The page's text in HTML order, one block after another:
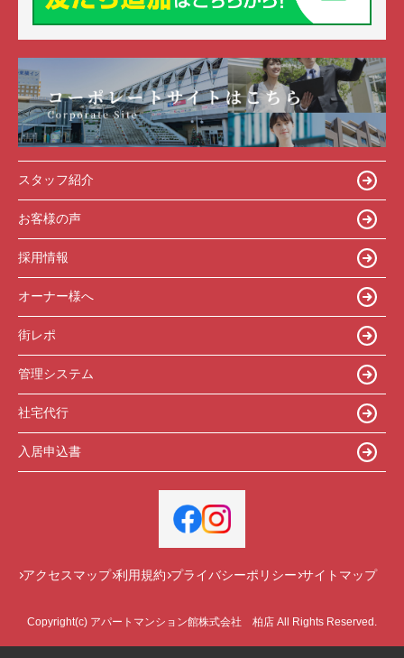
スタッフ紹介
お客様の声
採用情報
オーナー様へ
街レポ
管理システム
社宅代行
入居申込書
アクセスマップ 利用規約 プライバシーポリシー サイトマップ
Copyright(c) アパートマンション館株式会社 柏店 All Rights Reserved.